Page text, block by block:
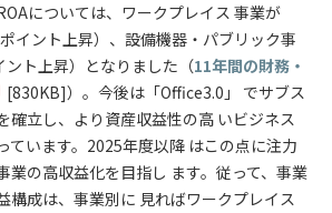
については、ワークプレイス 事業が
イント上昇）、設備機器・パブリック事
ト上昇）となりました（11年間の財務・
[830KB]）。今後は「Office3.0」 でサブス
確立し、より資産収益性の高 いビジネス
ています。2025年度以降 はこの点に注力
業の高収益化を目指し ます。従って、事業
構成は、事業別に 見ればワークプレイス